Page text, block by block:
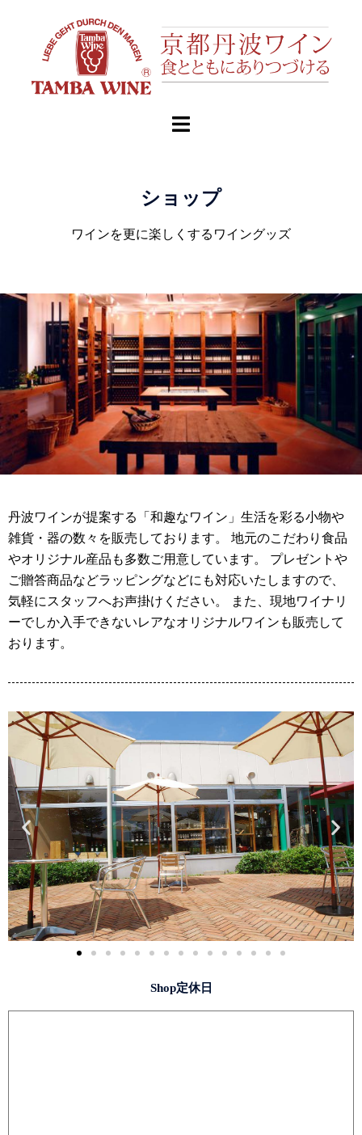
ショップ
ワインを更に楽しくするワイングッズ
丹波ワインが提案する「和趣なワイン」生活を彩る小物や
雑貨・器の数々を販売しております。 地元のこだわり食品
やオリジナル産品も多数ご用意しています。 プレゼントや
ご贈答商品などラッピングなどにも対応いたしますので、
気軽にスタッフへお声掛けください。 また、現地ワイナリ
ーでしか入手できないレアなオリジナルワインも販売して
おります。
Shop定休日